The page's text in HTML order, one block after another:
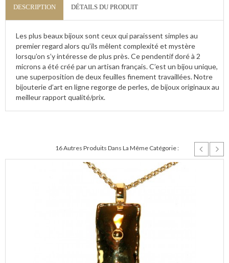
DESCRIPTION DÉTAILS DU PRODUIT
Les plus beaux bijoux sont ceux qui paraissent simples au
premier regard alors qu’ils mêlent complexité et mystère
lorsqu’on s’y intéresse de plus près. Ce pendentif doré à 2
microns a été créé par un artisan français. C’est un bijou unique,
une superposition de deux feuilles finement travaillées. Notre
bijouterie d’art en ligne regorge de perles, de bijoux originaux au
meilleur rapport qualité/prix.
16 Autres Produits Dans La Même Catégorie :